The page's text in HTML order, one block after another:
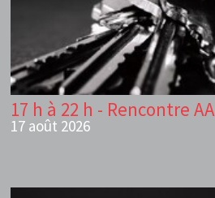
17 h à 22 h - Rencontre AA
17 août 2026